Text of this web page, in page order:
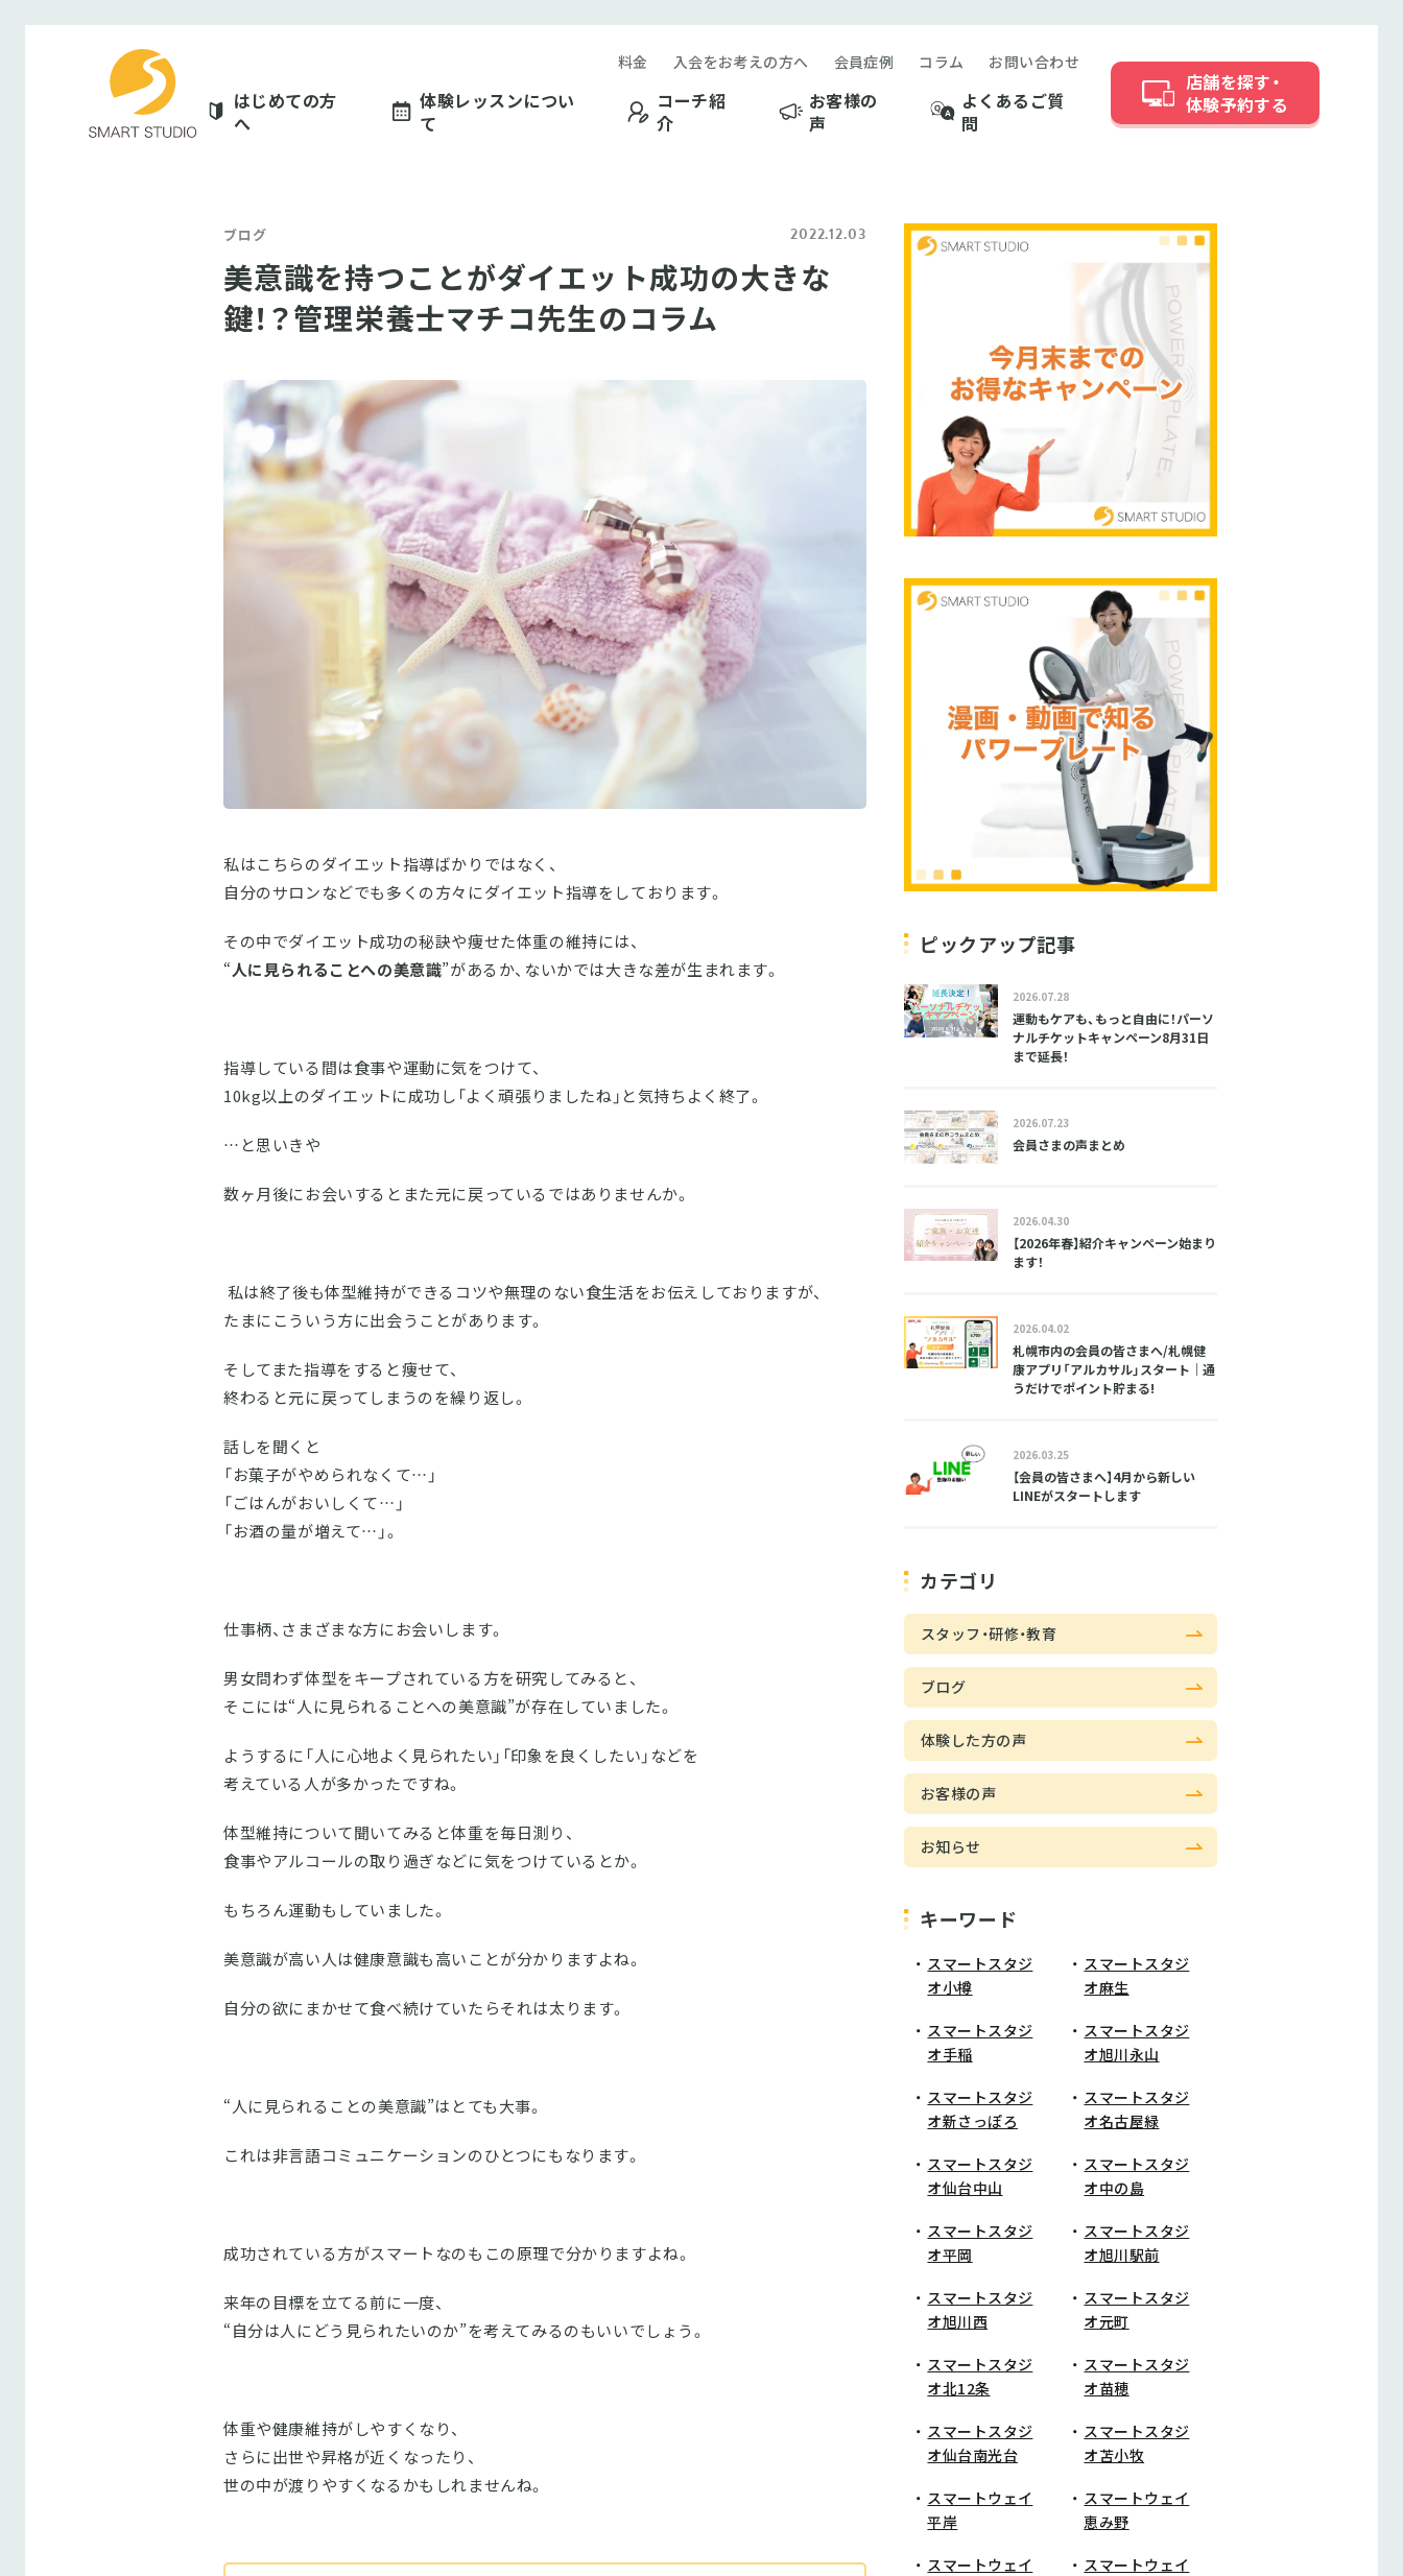
はじめての方
へ
体験レッスンについ
て
コーチ紹
介
お客様の
声
よくあるご質
問
料金 入会をお考えの方へ 会員症例 コラム お問い合わせ
店舗を探す・
体験予約する
ブログ 2022.12.03
美意識を持つことがダイエット成功の大きな
鍵！？管理栄養士マチコ先生のコラム
私はこちらのダイエット指導ばかりではなく、
自分のサロンなどでも多くの方々にダイエット指導をしております。
その中でダイエット成功の秘訣や痩せた体重の維持には、
“人に見られることへの美意識”があるか、ないかでは大きな差が生まれます。
指導している間は食事や運動に気をつけて、
10kg以上のダイエットに成功し「よく頑張りましたね」と気持ちよく終了。
…と思いきや
数ヶ月後にお会いするとまた元に戻っているではありませんか。
私は終了後も体型維持ができるコツや無理のない食生活をお伝えしておりますが、
たまにこういう方に出会うことがあります。
そしてまた指導をすると痩せて、
終わると元に戻ってしまうのを繰り返し。
話しを聞くと
「お菓子がやめられなくて…」
「ごはんがおいしくて…」
「お酒の量が増えて…」。
仕事柄、さまざまな方にお会いします。
男女問わず体型をキープされている方を研究してみると、
そこには“人に見られることへの美意識”が存在していました。
ようするに「人に心地よく見られたい」「印象を良くしたい」などを
考えている人が多かったですね。
体型維持について聞いてみると体重を毎日測り、
食事やアルコールの取り過ぎなどに気をつけているとか。
もちろん運動もしていました。
美意識が高い人は健康意識も高いことが分かりますよね。
自分の欲にまかせて食べ続けていたらそれは太ります。
“人に見られることの美意識”はとても大事。
これは非言語コミュニケーションのひとつにもなります。
成功されている方がスマートなのもこの原理で分かりますよね。
来年の目標を立てる前に一度、
“自分は人にどう見られたいのか”を考えてみるのもいいでしょう。
体重や健康維持がしやすくなり、
さらに出世や昇格が近くなったり、
世の中が渡りやすくなるかもしれませんね。
ピックアップ記事
2026.07.28
運動もケアも、もっと自由に！パーソ
ナルチケットキャンペーン8月31日
まで延長！
2026.07.23
会員さまの声まとめ
2026.04.30
【2026年春】紹介キャンペーン始まり
ます！
2026.04.02
札幌市内の会員の皆さまへ/札幌健
康アプリ「アルカサル」スタート｜通
うだけでポイント貯まる!
2026.03.25
【会員の皆さまへ】4月から新しい
LINEがスタートします
カテゴリ
スタッフ・研修・教育
ブログ
体験した方の声
お客様の声
お知らせ
キーワード
スマートスタジ
オ小樽
スマートスタジ
オ麻生
スマートスタジ
オ手稲
スマートスタジ
オ旭川永山
スマートスタジ
オ新さっぽろ
スマートスタジ
オ名古屋緑
スマートスタジ
オ仙台中山
スマートスタジ
オ中の島
スマートスタジ
オ平岡
スマートスタジ
オ旭川駅前
スマートスタジ
オ旭川西
スマートスタジ
オ元町
スマートスタジ
オ北12条
スマートスタジ
オ苗穂
スマートスタジ
オ仙台南光台
スマートスタジ
オ苫小牧
スマートウェイ
平岸
スマートウェイ
恵み野
スマートウェイ
スマートウェイ